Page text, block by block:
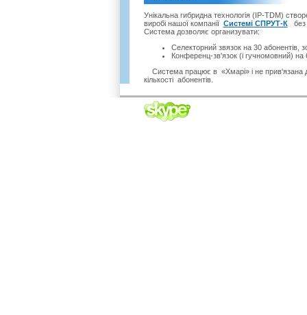
Унікальна гибридна технологія (IP-TDM)
виробі нашої компанії Системі СПРУТ-К
Система дозволяє организувати:
Селекторний звязок на 30 абонентів,
Конференц-зв'язок (і гучномовний) на
Система працює в «Хмарі» і не прив'язана
кількості абонентів.